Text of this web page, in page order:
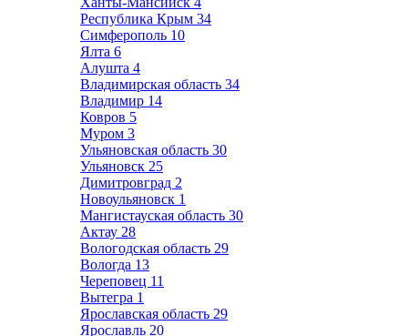
Республика Крым 34
Симферополь 10
Ялта 6
Алушта 4
Владимирская область 34
Владимир 14
Ковров 5
Муром 3
Ульяновская область 30
Ульяновск 25
Димитровград 2
Новоульяновск 1
Мангистауская область 30
Актау 28
Вологодская область 29
Вологда 13
Череповец 11
Вытегра 1
Ярославская область 29
Ярославль 20